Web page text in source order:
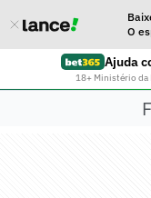
O
Ajuda
18+ Ministério da